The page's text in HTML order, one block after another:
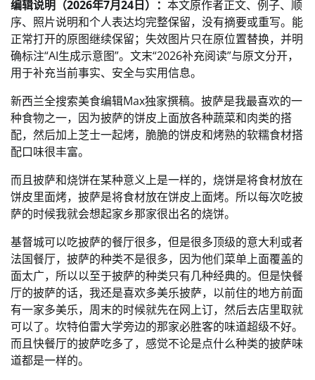
编辑说明（2026年7月24日）： 本文原作者正文、例子、顺
序、照片说明和个人表达均完整保留，没有摘要或重写。能
正常打开的原图继续保留；失效图片只在原位置替换，并明
确标注“AI生成示意图”。文末“2026补充阅读”与原文分开，
用于补充当前事实、安全与实用信息。
新西兰全搜索美食编辑Max独家撰稿。披萨是我最喜欢的一
种食物之一，因为披萨的饼皮上面放各种蔬菜和肉类的搭
配，然后加上芝士一起烤，脆脆的饼皮和烤熟的软糯食材搭
配口味很丰富。
而且披萨和烧饼在某种意义上是一样的，烧饼是将食材放在
饼皮里面烤，披萨是将食材放在饼皮上面烤。所以每次吃披
萨的时候我就会想起家乡那家很出名的烧饼。
基督城可以吃披萨的餐厅很多，但是很多顶级的意大利或者
法国餐厅，披萨的种类不是很多，因为他们菜单上面覆盖的
面太广，所以以至于披萨的种类只有几种经典的。但是快餐
厅的披萨的话，我还是喜欢多美乐披萨，以前住的地方前面
有一家多美乐，周末的时候就先在网上订，然后去店里取就
可以了。坎特伯雷大学旁边的那家必胜客的味道超级不好。
而且快餐厅的披萨吃多了，感觉不论是点什么种类的披萨味
道都是一样的。